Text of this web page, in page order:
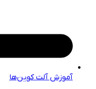
آموزش آلت کوین‌ها